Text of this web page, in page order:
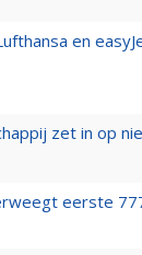
en
zet in op
eerste